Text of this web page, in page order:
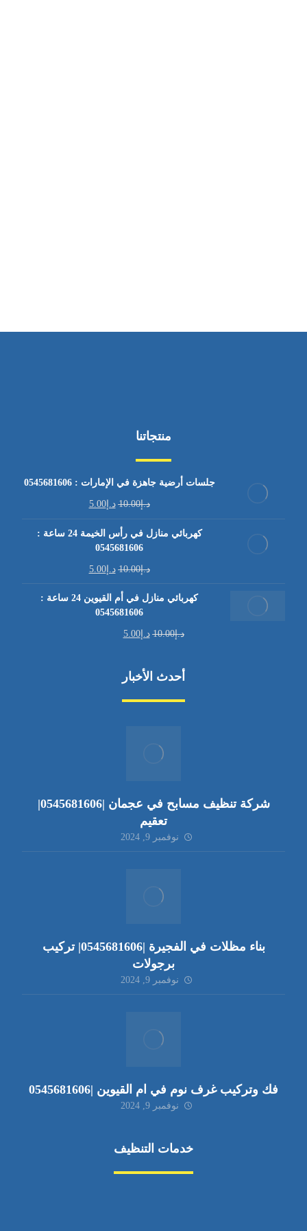
منتجاتنا
جلسات أرضية جاهزة في الإمارات : 0545681606
د.إ10.00 د.إ5.00
كهربائي منازل في رأس الخيمة 24 ساعة :
0545681606
د.إ10.00 د.إ5.00
كهربائي منازل في أم القيوين 24 ساعة :
0545681606
د.إ10.00 د.إ5.00
أحدث الأخبار
شركة تنظيف مسابح في عجمان |0545681606|
تعقيم
نوفمبر 9, 2024
بناء مظلات في الفجيرة |0545681606| تركيب
برجولات
نوفمبر 9, 2024
فك وتركيب غرف نوم في ام القيوين |0545681606
نوفمبر 9, 2024
خدمات التنظيف